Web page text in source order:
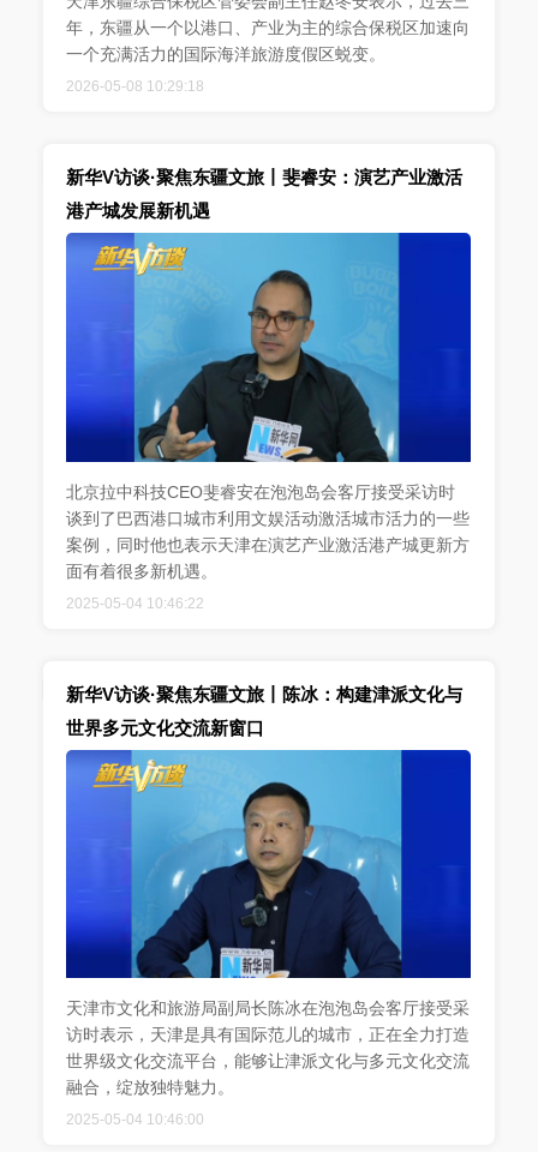
年，东疆从一个以港口、产业为主的综合保税区加速向
一个充满活力的国际海洋旅游度假区蜕变。
2026-05-08 10:29:18
新华V访谈·聚焦东疆文旅丨斐睿安：演艺产业激活
港产城发展新机遇
北京拉中科技CEO斐睿安在泡泡岛会客厅接受采访时
谈到了巴西港口城市利用文娱活动激活城市活力的一些
案例，同时他也表示天津在演艺产业激活港产城更新方
面有着很多新机遇。
2025-05-04 10:46:22
新华V访谈·聚焦东疆文旅丨陈冰：构建津派文化与
世界多元文化交流新窗口
天津市文化和旅游局副局长陈冰在泡泡岛会客厅接受采
访时表示，天津是具有国际范儿的城市，正在全力打造
世界级文化交流平台，能够让津派文化与多元文化交流
融合，绽放独特魅力。
2025-05-04 10:46:00